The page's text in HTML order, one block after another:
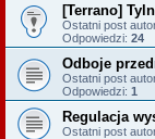
[Terrano]
Ostatni post
Odpowiedzi: 24
Odboje
Ostatni post
Odpowiedzi: 1
Regulacja
Ostatni post